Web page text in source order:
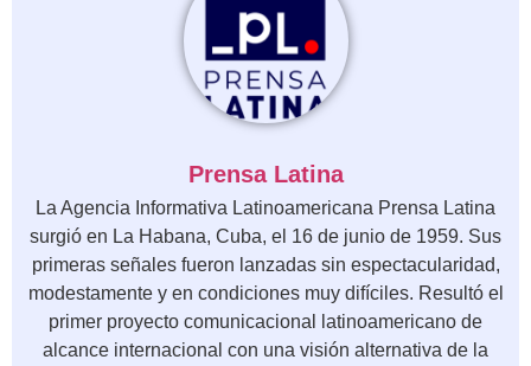
Prensa Latina
La Agencia Informativa Latinoamericana Prensa Latina
surgió en La Habana, Cuba, el 16 de junio de 1959. Sus
primeras señales fueron lanzadas sin espectacularidad,
modestamente y en condiciones muy difíciles. Resultó el
primer proyecto comunicacional latinoamericano de
alcance internacional con una visión alternativa de la